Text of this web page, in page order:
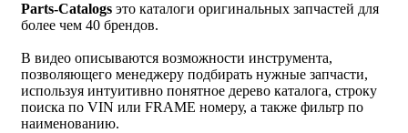
Parts-Catalogs это каталоги оригинальных запчастей для
более чем 40 брендов.
В видео описываются возможности инструмента,
позволяющего менеджеру подбирать нужные запчасти,
используя интуитивно понятное дерево каталога, строку
поиска по VIN или FRAME номеру, а также фильтр по
наименованию.